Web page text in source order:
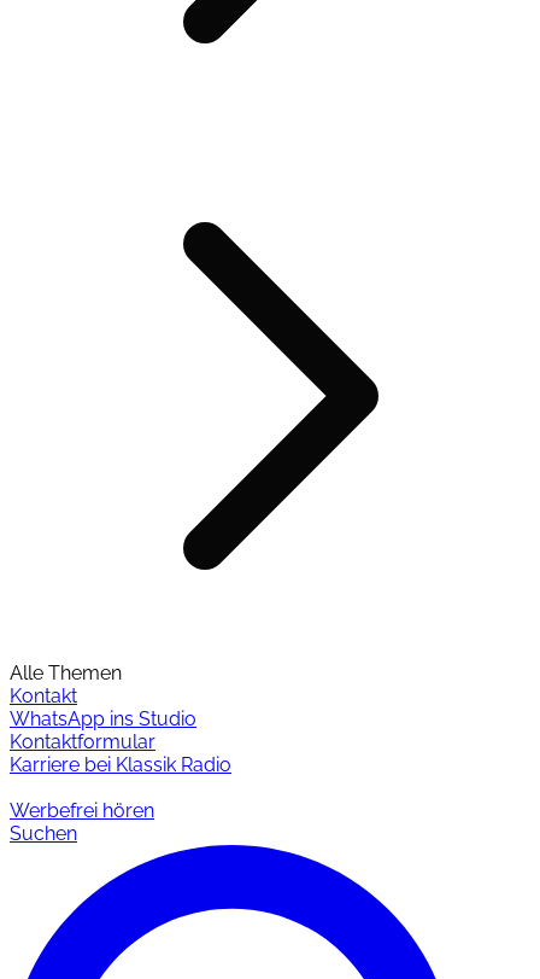
Alle Themen
Kontakt
WhatsApp ins Studio
Kontaktformular
Karriere bei Klassik Radio
Werbefrei hören
Suchen